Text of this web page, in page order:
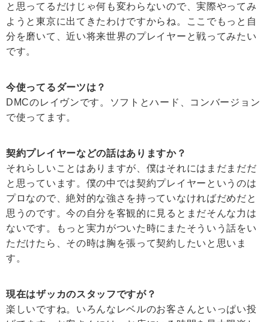
と思ってるだけじゃ何も変わらないので、実際やってみ
ようと東京に出てきたわけですからね。ここでもっと自
分を磨いて、近い将来世界のプレイヤーと戦ってみたい
です。
今使ってるダーツは？
DMCのレイヴンです。ソフトとハード、コンバージョン
で使ってます。
契約プレイヤーなどの話はありますか？
それらしいことはありますが、僕はそれにはまだまだだ
と思っています。僕の中では契約プレイヤーというのは
プロなので、絶対的な強さを持っていなければだめだと
思うのです。今の自分を客観的に見るとまだそんな力は
ないです。もっと実力がついた時にまたそういう話をい
ただけたら、その時は胸を張って契約したいと思いま
す。
現在はザッカのスタッフですが？
楽しいですね。いろんなレベルのお客さんといっぱい投